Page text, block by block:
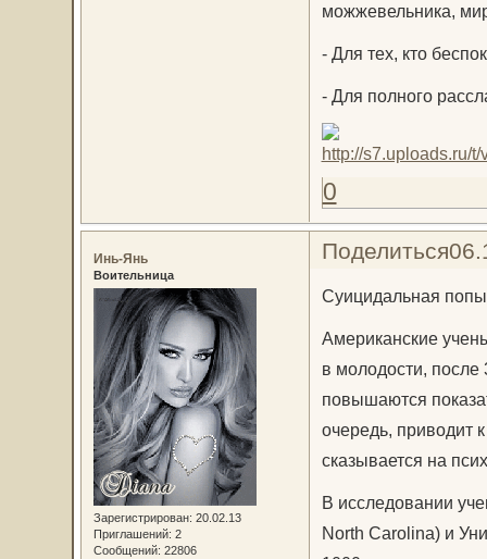
можжевельника,
- Для тех, кто
- Для полного
0
Поделиться
Инь-Янь
Воительница
Зарегистрирован: 20.02.13
Приглашений: 2
Сообщений: 22806
Суицидальная
Американские
в молодости,
повышаются
очередь, приводит
сказывается на
В исследовании
North Carolina) и